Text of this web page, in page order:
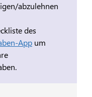
abzulehnen
des
App um